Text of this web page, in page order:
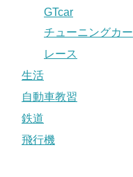
GTcar
チューニングカー
レース
生活
自動車教習
鉄道
飛行機